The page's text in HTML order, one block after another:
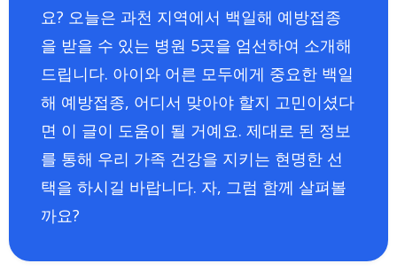
요? 오늘은 과천 지역에서 백일해 예방접종
을 받을 수 있는 병원 5곳을 엄선하여 소개해
드립니다. 아이와 어른 모두에게 중요한 백일
해 예방접종, 어디서 맞아야 할지 고민이셨다
면 이 글이 도움이 될 거예요. 제대로 된 정보
를 통해 우리 가족 건강을 지키는 현명한 선
택을 하시길 바랍니다. 자, 그럼 함께 살펴볼
까요?